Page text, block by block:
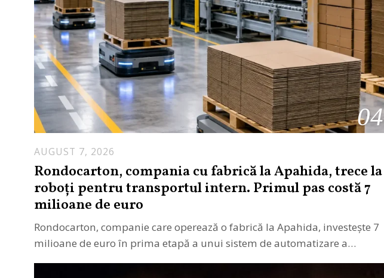
04
AUGUST 7, 2026
G
U
S
7
,
Rondocarton, compania cu fabrică la Apahida, trece la
roboți pentru transportul intern. Primul pas costă 7
milioane de euro
Rondocarton, companie care operează o fabrică la Apahida, investește 7
milioane de euro în prima etapă a unui sistem de automatizare a…